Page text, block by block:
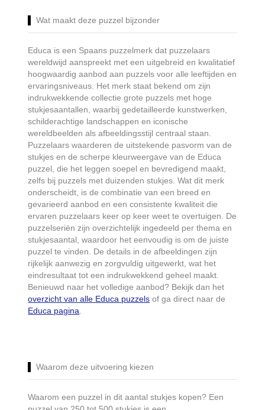
Wat maakt deze puzzel bijzonder
Educa is een Spaans puzzelmerk dat puzzelaars
wereldwijd aanspreekt met een uitgebreid en kwalitatief
hoogwaardig aanbod aan puzzels voor alle leeftijden en
ervaringsniveaus. Het merk staat bekend om zijn
indrukwekkende collectie grote puzzels met hoge
stukjesaantallen, waarbij gedetailleerde kunstwerken,
schilderachtige landschappen en iconische
wereldbeelden als afbeeldingsstijl centraal staan.
Puzzelaars waarderen de uitstekende pasvorm van de
stukjes en de scherpe kleurweergave van de Educa
puzzel, die het leggen soepel en bevredigend maakt,
zelfs bij puzzels met duizenden stukjes. Wat dit merk
onderscheidt, is de combinatie van een breed en
gevarieerd aanbod en een consistente kwaliteit die
ervaren puzzelaars keer op keer weet te overtuigen. De
puzzelseriën zijn overzichtelijk ingedeeld per thema en
stukjesaantal, waardoor het eenvoudig is om de juiste
puzzel te vinden. De details in de afbeeldingen zijn
rijkelijk aanwezig en zorgvuldig uitgewerkt, wat het
eindresultaat tot een indrukwekkend geheel maakt.
Benieuwd naar het volledige aanbod? Bekijk dan het
overzicht van alle Educa puzzels of ga direct naar de
Educa pagina.
Waarom deze uitvoering kiezen
Waarom een puzzel in dit aantal stukjes kopen? Een